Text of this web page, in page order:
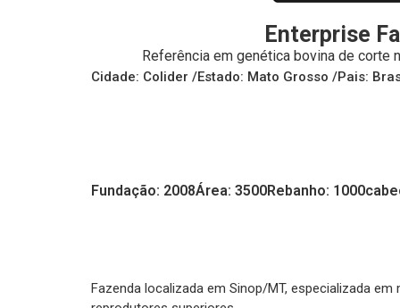
Enterprise
Referência em genética bovina de corte
Cidade: Colider /Estado: Mato Grosso /Pais:
Fundação: 2008Área: 3500Rebanho:
Fazenda localizada em Sinop/MT, especializada